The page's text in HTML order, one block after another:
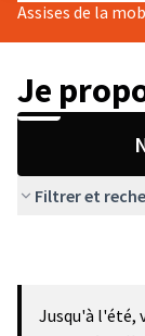
Assises de la
Je
Filtrer et
Jusqu'à l'été,